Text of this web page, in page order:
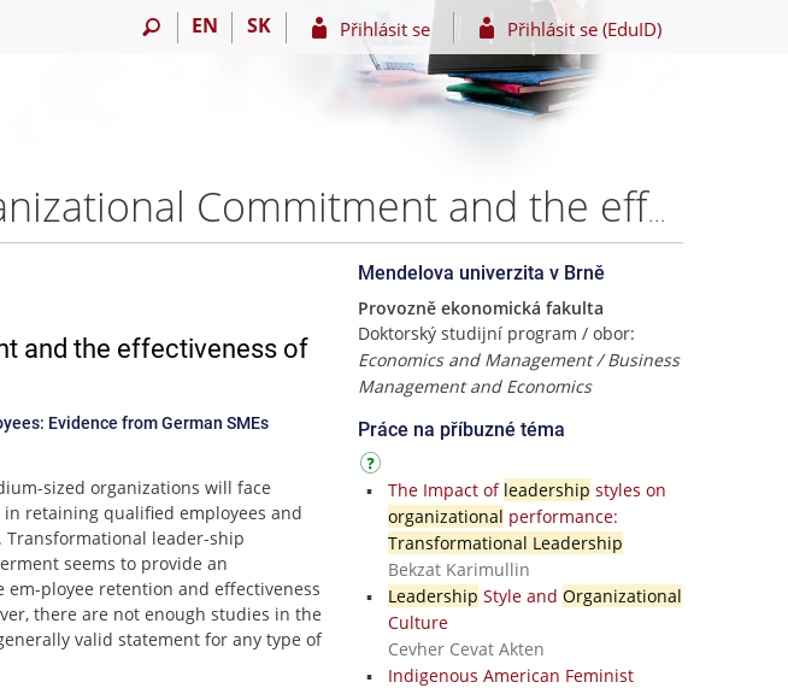
EN SK Přihlásit se Přihlásit se (EduID)
Successful Leadership – impact on Organizational Commitment and the effectiveness of employees: Evidence from German SMEs – Mark Nikolai Billstein
and the effectiveness of
Evidence from German SMEs
sized organizations will face
retaining qualified employees and
leader-ship
seems to provide an
ployee retention and effectiveness
there are not enough studies in the
valid statement for any type of
Mendelova univerzita v Brně
Provozně ekonomická fakulta
Doktorský studijní program / obor:
Economics and Management / Business
Management and Economics
Práce na příbuzné téma
The Impact of leadership styles on
organizational performance:
Transformational Leadership
Bekzat Karimullin
Leadership Style and Organizational
Culture
Cevher Cevat Akten
Indigenous American Feminist